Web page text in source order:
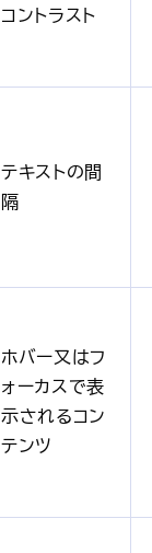
コントラスト
テキストの間
隔
ホバー又はフ
ォーカスで表
示されるコン
テンツ